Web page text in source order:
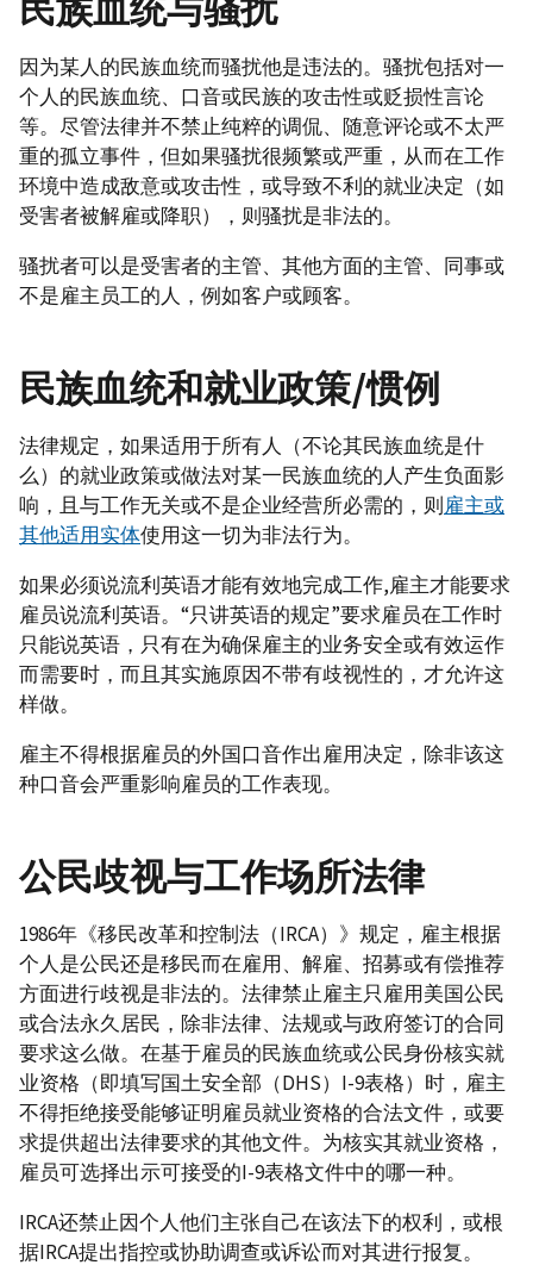
民族血统与骚扰
因为某人的民族血统而骚扰他是违法的。骚扰包括对一
个人的民族血统、口音或民族的攻击性或贬损性言论
等。尽管法律并不禁止纯粹的调侃、随意评论或不太严
重的孤立事件，但如果骚扰很频繁或严重，从而在工作
环境中造成敌意或攻击性，或导致不利的就业决定（如
受害者被解雇或降职），则骚扰是非法的。
骚扰者可以是受害者的主管、其他方面的主管、同事或
不是雇主员工的人，例如客户或顾客。
民族血统和就业政策/惯例
法律规定，如果适用于所有人（不论其民族血统是什
么）的就业政策或做法对某一民族血统的人产生负面影
响，且与工作无关或不是企业经营所必需的，则雇主或
其他适用实体使用这一切为非法行为。
如果必须说流利英语才能有效地完成工作,雇主才能要求
雇员说流利英语。“只讲英语的规定”要求雇员在工作时
只能说英语，只有在为确保雇主的业务安全或有效运作
而需要时，而且其实施原因不带有歧视性的，才允许这
样做。
雇主不得根据雇员的外国口音作出雇用决定，除非该这
种口音会严重影响雇员的工作表现。
公民歧视与工作场所法律
1986年《移民改革和控制法（IRCA）》规定，雇主根据
个人是公民还是移民而在雇用、解雇、招募或有偿推荐
方面进行歧视是非法的。法律禁止雇主只雇用美国公民
或合法永久居民，除非法律、法规或与政府签订的合同
要求这么做。在基于雇员的民族血统或公民身份核实就
业资格（即填写国土安全部（DHS）I-9表格）时，雇主
不得拒绝接受能够证明雇员就业资格的合法文件，或要
求提供超出法律要求的其他文件。为核实其就业资格，
雇员可选择出示可接受的I-9表格文件中的哪一种。
IRCA还禁止因个人他们主张自己在该法下的权利，或根
据IRCA提出指控或协助调查或诉讼而对其进行报复。